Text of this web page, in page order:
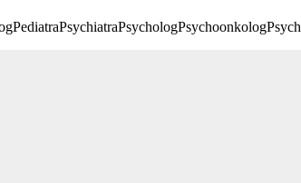
PediatraPsychiatraPsychologPsychoonkolog